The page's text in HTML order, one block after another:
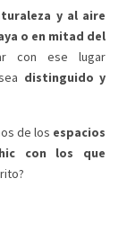
y al aire
o en mitad del
con ese lugar
distinguido y
de los espacios
con los que